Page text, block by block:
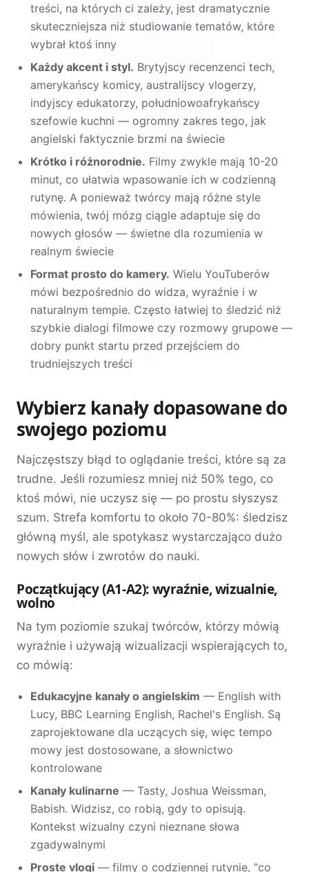
treści, na których ci zależy, jest dramatycznie
skuteczniejsza niż studiowanie tematów, które
wybrał ktoś inny
Każdy akcent i styl. Brytyjscy recenzenci tech,
amerykańscy komicy, australijscy vlogerzy,
indyjscy edukatorzy, południowoafrykańscy
szefowie kuchni — ogromny zakres tego, jak
angielski faktycznie brzmi na świecie
Krótko i różnorodnie. Filmy zwykle mają 10-20
minut, co ułatwia wpasowanie ich w codzienną
rutynę. A ponieważ twórcy mają różne style
mówienia, twój mózg ciągle adaptuje się do
nowych głosów — świetne dla rozumienia w
realnym świecie
Format prosto do kamery. Wielu YouTuberów
mówi bezpośrednio do widza, wyraźnie i w
naturalnym tempie. Często łatwiej to śledzić niż
szybkie dialogi filmowe czy rozmowy grupowe —
dobry punkt startu przed przejściem do
trudniejszych treści
Wybierz kanały dopasowane do
swojego poziomu
Najczęstszy błąd to oglądanie treści, które są za
trudne. Jeśli rozumiesz mniej niż 50% tego, co
ktoś mówi, nie uczysz się — po prostu słyszysz
szum. Strefa komfortu to około 70-80%: śledzisz
główną myśl, ale spotykasz wystarczająco dużo
nowych słów i zwrotów do nauki.
Początkujący (A1-A2): wyraźnie, wizualnie,
wolno
Na tym poziomie szukaj twórców, którzy mówią
wyraźnie i używają wizualizacji wspierających to,
co mówią:
Edukacyjne kanały o angielskim — English with
Lucy, BBC Learning English, Rachel's English. Są
zaprojektowane dla uczących się, więc tempo
mowy jest dostosowane, a słownictwo
kontrolowane
Kanały kulinarne — Tasty, Joshua Weissman,
Babish. Widzisz, co robią, gdy to opisują.
Kontekst wizualny czyni nieznane słowa
zgadywalnymi
Proste vlogi — filmy o codziennej rutynie, "co